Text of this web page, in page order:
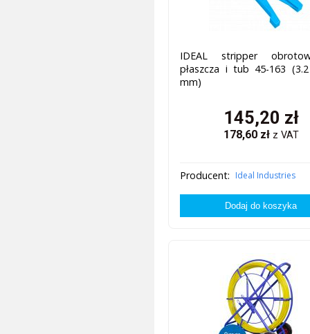
IDEAL stripper
płaszcza i tub 45-163
mm)
145,20 zł
178,60zł z VAT
Producent: Ideal Industries